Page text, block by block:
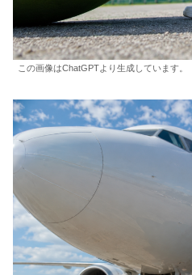
この画像はChatGPTより生成しています。